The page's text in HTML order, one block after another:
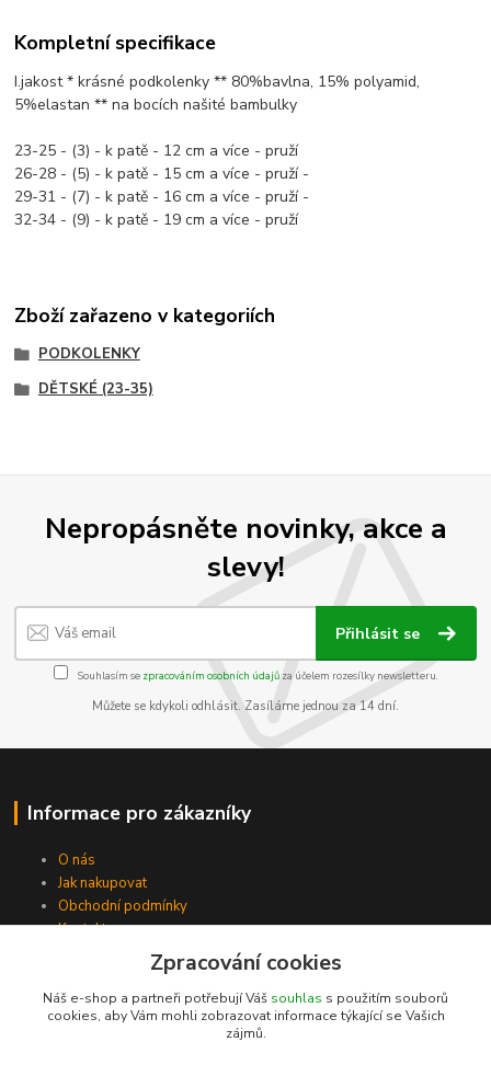
Kompletní specifikace
I.jakost * krásné podkolenky ** 80%bavlna, 15% polyamid,
5%elastan ** na bocích našité bambulky
23-25 - (3) - k patě - 12 cm a více - pruží
26-28 - (5) - k patě - 15 cm a více - pruží -
29-31 - (7) - k patě - 16 cm a více - pruží -
32-34 - (9) - k patě - 19 cm a více - pruží
Zboží zařazeno v kategoriích
PODKOLENKY
DĚTSKÉ (23-35)
Nepropásněte novinky, akce a
slevy!
Přihlásit se
Souhlasím se zpracováním osobních údajůza účelem rozesílky newsletteru.
Můžete se kdykoli odhlásit. Zasíláme jednou za 14 dní.
Informace pro zákazníky
O nás
Jak nakupovat
Obchodní podmínky
Kontakty
Zpracování cookies
Náš e-shop a partneři potřebují Váš souhlas s použitím souborů
cookies, aby Vám mohli zobrazovat informace týkající se Vašich
zájmů.